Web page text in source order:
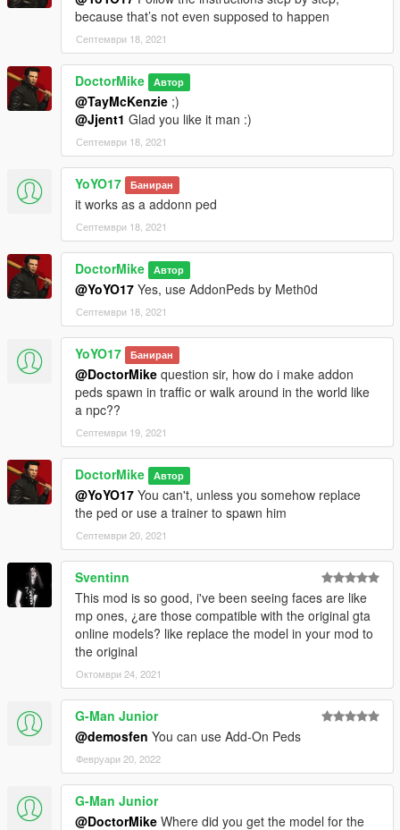
because that’s not even supposed to happen
Септември 18, 2021
DoctorMike Автор
@TayMcKenzie ;)
@Jjent1 Glad you like it man :)
Септември 18, 2021
YoYO17 Баниран
it works as a addonn ped
Септември 18, 2021
DoctorMike Автор
@YoYO17 Yes, use AddonPeds by Meth0d
Септември 18, 2021
YoYO17 Баниран
@DoctorMike question sir, how do i make addon
peds spawn in traffic or walk around in the world like
a npc??
Септември 19, 2021
DoctorMike Автор
@YoYO17 You can't, unless you somehow replace
the ped or use a trainer to spawn him
Септември 20, 2021
Sventinn
This mod is so good, i've been seeing faces are like
mp ones, ¿are those compatible with the original gta
online models? like replace the model in your mod to
the original
Октомври 24, 2021
G-Man Junior
@demosfen You can use Add-On Peds
Февруари 20, 2022
G-Man Junior
@DoctorMike Where did you get the model for the